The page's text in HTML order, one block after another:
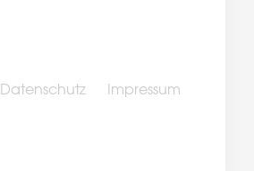
Datenschutz Impressum